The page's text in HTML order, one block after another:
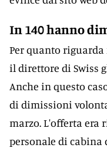
In 140 hanno
Per quanto riguarda
il direttore di Swiss
Anche in questo
di dimissioni
marzo. L'offerta era
personale di cabina